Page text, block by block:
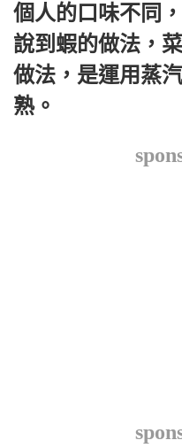
個人的口味不同
說到蝦的做法，
做法，是運用蒸
熟。